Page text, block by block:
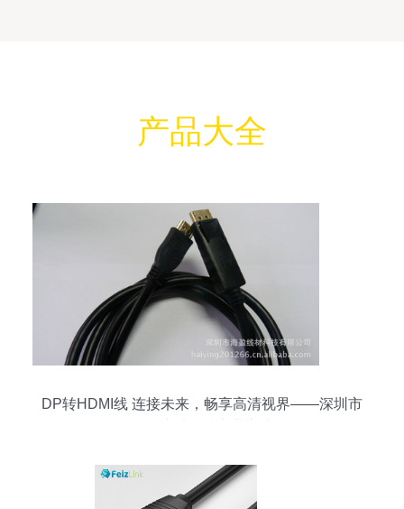
产品大全
DP转HDMI线 连接未来，畅享高清视界——深圳市